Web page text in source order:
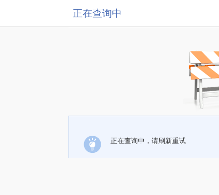
正在查询中
正在查询中，请刷新重试